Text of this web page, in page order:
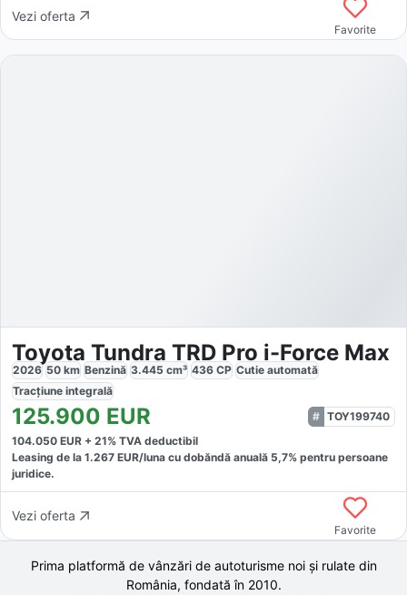
Vezi oferta
Favorite
Toyota Tundra TRD Pro i-Force Max
2026 50 km Benzină 3.445 cm³ 436 CP Cutie automată
Tracțiune integrală
125.900 EUR
TOY199740
104.050 EUR + 21% TVA deductibil
Leasing de la 1.267 EUR/luna cu dobăndă anuală 5,7% pentru persoane
juridice.
Vezi oferta
Favorite
Prima platformă de vânzări de autoturisme noi și rulate din
România, fondată în 2010.